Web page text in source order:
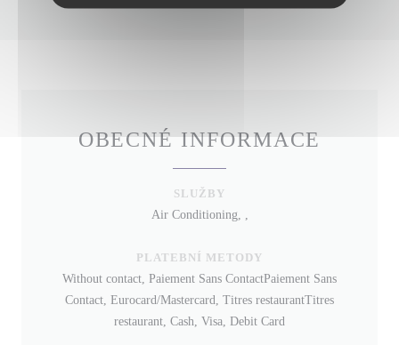
OBECNÉ INFORMACE
SLUŽBY
Air Conditioning, ,
PLATEBNÍ METODY
Without contact, Paiement Sans ContactPaiement Sans
Contact, Eurocard/Mastercard, Titres restaurantTitres
restaurant, Cash, Visa, Debit Card